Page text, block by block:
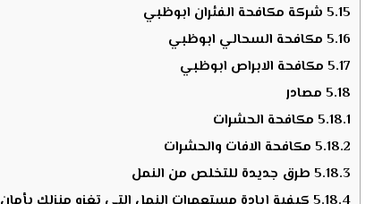
5.15شركة مكافحة الفئران ابوظبي
5.16مكافحة السحالي ابوظبي
5.17مكافحة الابراص ابوظبي
5.18مصادر
5.18.1مكافحة الحشرات
5.18.2مكافحة الافات والحشرات
5.18.3طرق جديدة للتخلص من النمل